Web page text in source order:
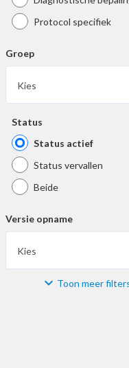
Protocol specifiek
Groep
Kies
Status
Status actief
Status vervallen
Beide
Versie opname
Kies
Materiaal Toon meer